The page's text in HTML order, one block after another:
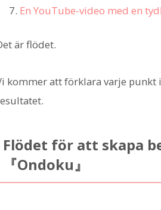
En YouTube-video med en
är flödet.
kommer att förklara varje
Flödet för att skapa
『Ondoku』